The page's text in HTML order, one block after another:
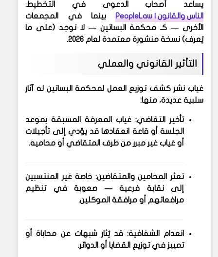
يساعد أصحاب الدعوى في التخطيط.
الناس والقانون | PeopleLaw
بينما في المجمعات
الأخرى — كـ محكمة البساتين — لا توجد (على ما
يُعرف) نسخة منشورة معتمدة لعام 2026.
التأثير القانوني والعملي
غياب نشر كشف توزيع العمل لمحكمة البساتين له آثار
سلبية عديدة، منها:
تأخير التقاضي: غياب المعرفة المسبقة بموعد
الجلسة أو قاعة انعقادها قد يؤدي إلى تأجيلات
أو غياب غير مبرر من طرف المتقاضي أو محاميه.
تعثر المحامين والمتقاضين: خاصة غير المنتسبين
إلى نقابة فرعية — صعوبة في تنظيم
مرافعاتهم أو مرافقة الموكلين.
انعدام الشفافية: قد يُثار شبهات عن محاباة أو
تمييز في توزيع القضايا أو الدوائر.